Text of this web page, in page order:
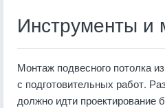
Инструменты и
Монтаж подвесного потолка
с подготовительных работ.
должно идти проектирование